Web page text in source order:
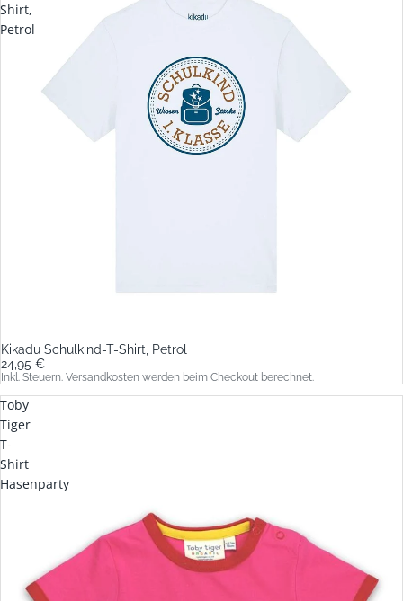
Shirt,
Petrol
Kikadu Schulkind-T-Shirt, Petrol
24,95 €
Inkl. Steuern. Versandkosten werden beim Checkout berechnet.
Toby
Tiger
T-
Shirt
Hasenparty